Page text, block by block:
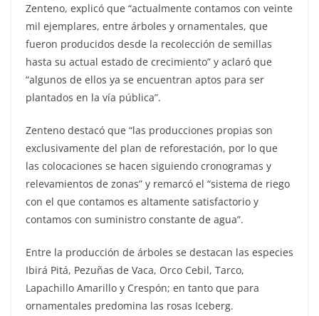
Zenteno, explicó que “actualmente contamos con veinte
mil ejemplares, entre árboles y ornamentales, que
fueron producidos desde la recolección de semillas
hasta su actual estado de crecimiento” y aclaró que
“algunos de ellos ya se encuentran aptos para ser
plantados en la vía pública”.
Zenteno destacó que “las producciones propias son
exclusivamente del plan de reforestación, por lo que
las colocaciones se hacen siguiendo cronogramas y
relevamientos de zonas” y remarcó el “sistema de riego
con el que contamos es altamente satisfactorio y
contamos con suministro constante de agua”.
Entre la producción de árboles se destacan las especies
Ibirá Pitá, Pezuñas de Vaca, Orco Cebil, Tarco,
Lapachillo Amarillo y Crespón; en tanto que para
ornamentales predomina las rosas Iceberg.